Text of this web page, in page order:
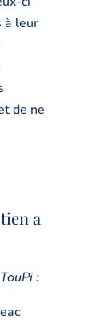
à leur
de ne
a
: